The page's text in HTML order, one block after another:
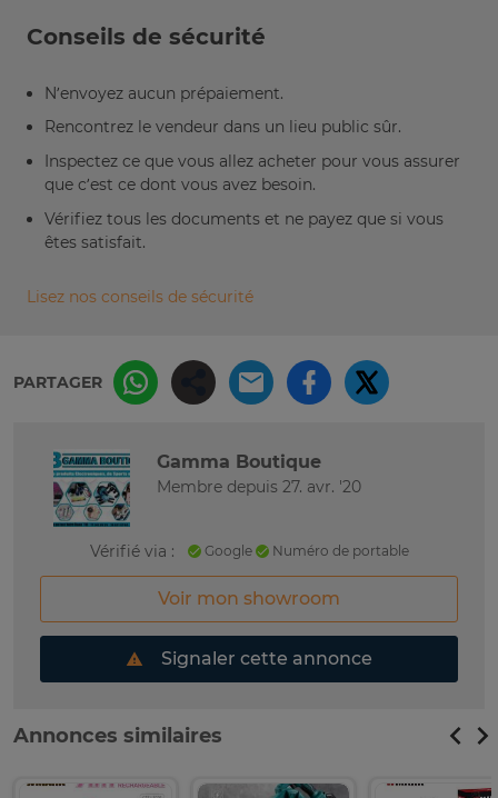
Conseils de sécurité
N’envoyez aucun prépaiement.
Rencontrez le vendeur dans un lieu public sûr.
Inspectez ce que vous allez acheter pour vous assurer
que c’est ce dont vous avez besoin.
Vérifiez tous les documents et ne payez que si vous
êtes satisfait.
Lisez nos conseils de sécurité
PARTAGER
Gamma Boutique
Membre depuis 27. avr. '20
Vérifié via : Google Numéro de portable
Voir mon showroom
Signaler cette annonce
Annonces similaires